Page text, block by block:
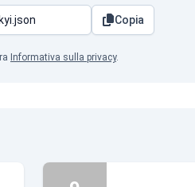
Copia
Informativa sulla privacy.